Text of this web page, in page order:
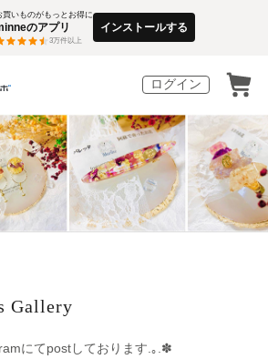
買いものがもっとお得に
のアプリ
3万件以上
インストールする
ログイン
Gallery
にてpostしております.｡.✽